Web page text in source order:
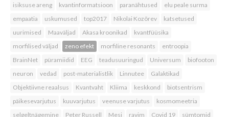
isiksuse areng
kvantinformatsioon paranähtused
elu peale surma
empaatia
uskumused top2017 Nikolai Kozõrev
katsetused
uurimised
Maaväljad Akasa kroonikad
kvantfüüsika
morfilised väljad
zeno efekt morfiline resonants
entroopia
BrainNet
püramiidid EEG teadusuuringud Universum
biofooton
neuron
vedad post-materialistlik Linnutee
Galaktikad
Objektiivne reaalsus
Kvantvaht Kliima keskkond
biotsentrism
päikesevarjutus
kuuvarjutus veenuse varjutus
kosmomeetria
selgeltnägemine
Peter Russell Mesi ravim Covid 19 sümtomid